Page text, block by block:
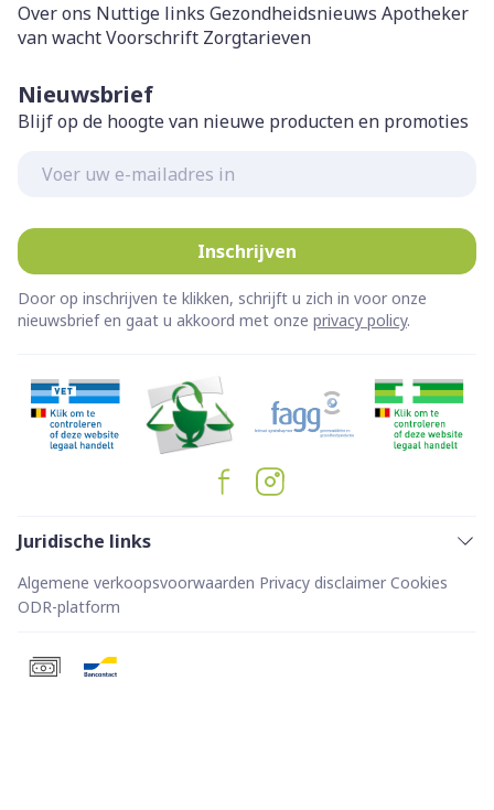
Over ons Nuttige links Gezondheidsnieuws Apotheker
van wachtVoorschrift Zorgtarieven
Nieuwsbrief
Blijf op de hoogte van nieuwe producten en promoties
Inschrijven
Door op inschrijven te klikken, schrijft u zich in voor onze
nieuwsbrief en gaat u akkoord met onze privacy policy.
Juridische links
Algemene verkoopsvoorwaarden Privacy disclaimer Cookies
ODR-platform